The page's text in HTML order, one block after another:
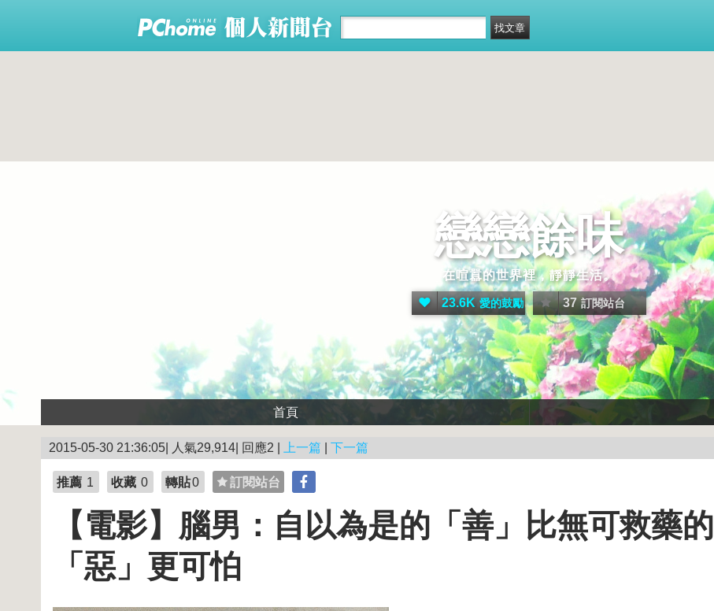
戀戀餘味
在喧囂的世界裡，靜靜生活。
23.6K 愛的鼓勵 37 訂閱站台
首頁
2015-05-30 21:36:05| 人氣29,914| 回應2 | 上一篇 下一篇
推薦 1 收藏 0 轉貼0 訂閱站台
【電影】腦男：自以為是的「善」比無可救藥的
「惡」更可怕